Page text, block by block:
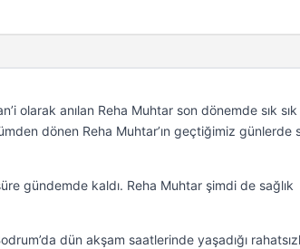
olarak anılan Reha Muhtar son dönemde sık sık
dönen Reha Muhtar’ın geçtiğimiz günlerde
gündemde kaldı. Reha Muhtar şimdi de sağlık
dün akşam saatlerinde yaşadığı